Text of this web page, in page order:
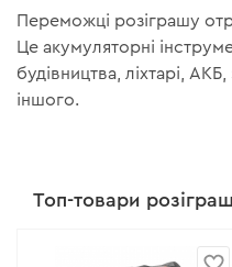
Переможці розіграшу
Це акумуляторні
будівництва, ліхтарі,
іншого.
Топ-товари